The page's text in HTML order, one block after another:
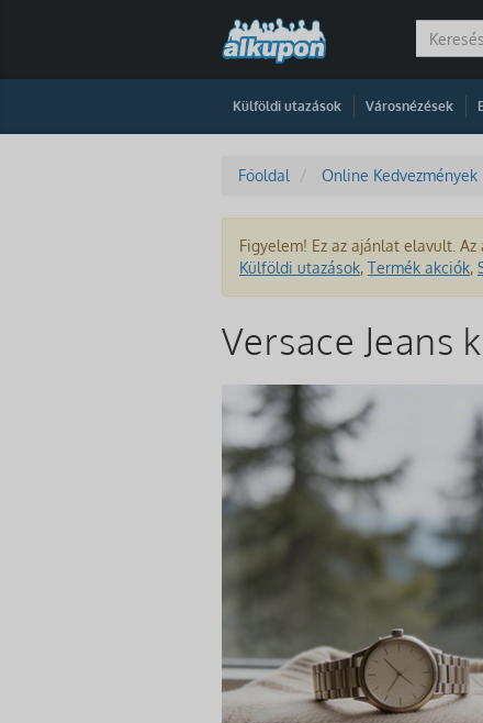
Külföldi utazások Városnézések
Főoldal Online Kedvezmények
Figyelem! Ez az ajánlat elavult.
Külföldi utazások, Termék akciók,
Versace Jeans